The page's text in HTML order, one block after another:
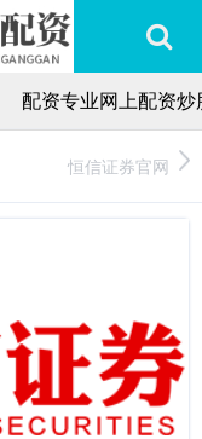
配资专业网上配资炒
恒信证券官网